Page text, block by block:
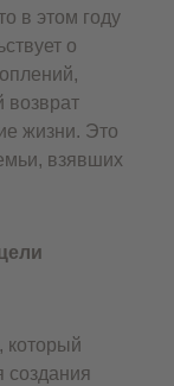
в этом году
о
возврат
жизни. Это
взявших
который
создания